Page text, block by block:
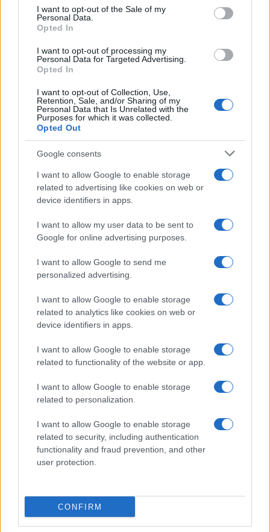
services and may gather and store information including but
not limited to your visit or usage behaviour. You may click to
grant or deny consent to Google and its third-party tags to
consent section.
I want to opt-out of the Sale of my
Personal Data.
Opted In
I want to opt-out of processing my
Personal Data for Targeted Advertising.
Opted In
I want to opt-out of Collection, Use,
Retention, Sale, and/or Sharing of my
Personal Data that Is Unrelated with the
Purposes for which it was collected.
Opted Out
Google consents
I want to allow Google to enable storage
related to advertising like cookies on web or
device identifiers in apps.
I want to allow my user data to be sent to
Google for online advertising purposes.
I want to allow Google to send me
personalized advertising.
I want to allow Google to enable storage
related to analytics like cookies on web or
device identifiers in apps.
I want to allow Google to enable storage
related to functionality of the website or app.
I want to allow Google to enable storage
related to personalization.
I want to allow Google to enable storage
related to security, including authentication
functionality and fraud prevention, and other
user protection.
CONFIRM
FRASI
Frasi celebri
Frasi da condividere
Poesie
FILM
Frasi dei film
Frasi film più lette
Incipit dei film
Film più cercati
Frasi sul cinema
SERVIZI
Mappa del sito
Cookie Policy
Frasi suddivise per tema
Indice degli autori
Aforismi .meglio.it è l'archivio web dedicato a frasi,
aforismi e citazioni più grande del web (137.890 frasi in
database) • ©2005-2025 • La riproduzione dei testi è
il sito ricava una commissione sugli acquisti idonei. •
Contatti